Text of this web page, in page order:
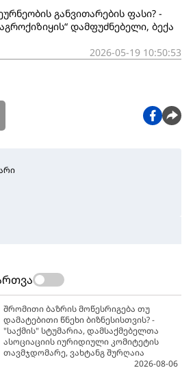
განვითარების ფასი? -
დამფუძნებელი, ბექა
2026-05-19 10:50:53
შრომითი ბაზრის მოწესრიგება თუ
დამატებითი წნეხი ბიზნესისთვის? -
"საქმის" სტუმარია, დამსაქმებელთა
ასოციაციის იურიდიული კომიტეტის
თავმჯდომარე, ვახტანგ შურღაია
2026-08-06